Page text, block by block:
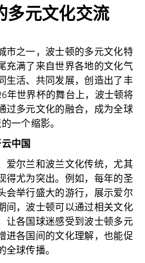
多元文化交流
市之一，波士顿的多元文化特
充满了来自世界各地的文化气
生活、共同发展，创造出了丰
年世界杯的舞台上，波士顿将
过多元文化的融合，成为全球
一个缩影。
中国
爱尔兰和波兰文化传统，尤其
得尤为突出。例如，每年的圣
会举行盛大的游行，展示爱尔
间，波士顿可以通过相关文化
让各国球迷感受到波士顿多元
进各国间的文化理解，也能促
全球传播。